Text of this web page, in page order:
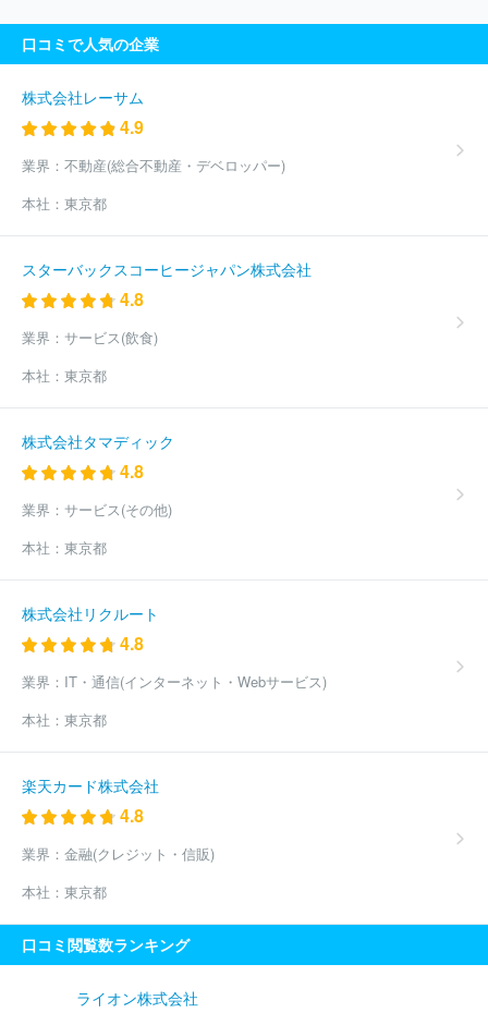
口コミで人気の企業
株式会社レーサム
4.9
業界： 不動産(総合不動産・デベロッパー)
本社： 東京都
スターバックスコーヒージャパン株式会社
4.8
業界： サービス(飲食)
本社： 東京都
株式会社タマディック
4.8
業界： サービス(その他)
本社： 東京都
株式会社リクルート
4.8
業界： IT・通信(インターネット・Webサービス)
本社： 東京都
楽天カード株式会社
4.8
業界： 金融(クレジット・信販)
本社： 東京都
口コミ閲覧数ランキング
ライオン株式会社